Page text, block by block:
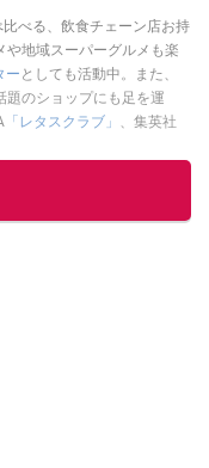
べる、飲食チェーン店お持
や地域スーパーグルメも楽
ー としても活動中。また、
題のショップにも足を運
「レタスクラブ」 、集英社